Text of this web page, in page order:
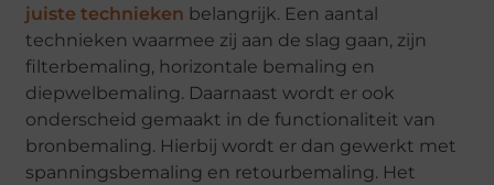
juiste technieken belangrijk. Een aantal
technieken waarmee zij aan de slag gaan, zijn
filterbemaling, horizontale bemaling en
diepwelbemaling. Daarnaast wordt er ook
onderscheid gemaakt in de functionaliteit van
bronbemaling. Hierbij wordt er dan gewerkt met
spanningsbemaling en retourbemaling. Het